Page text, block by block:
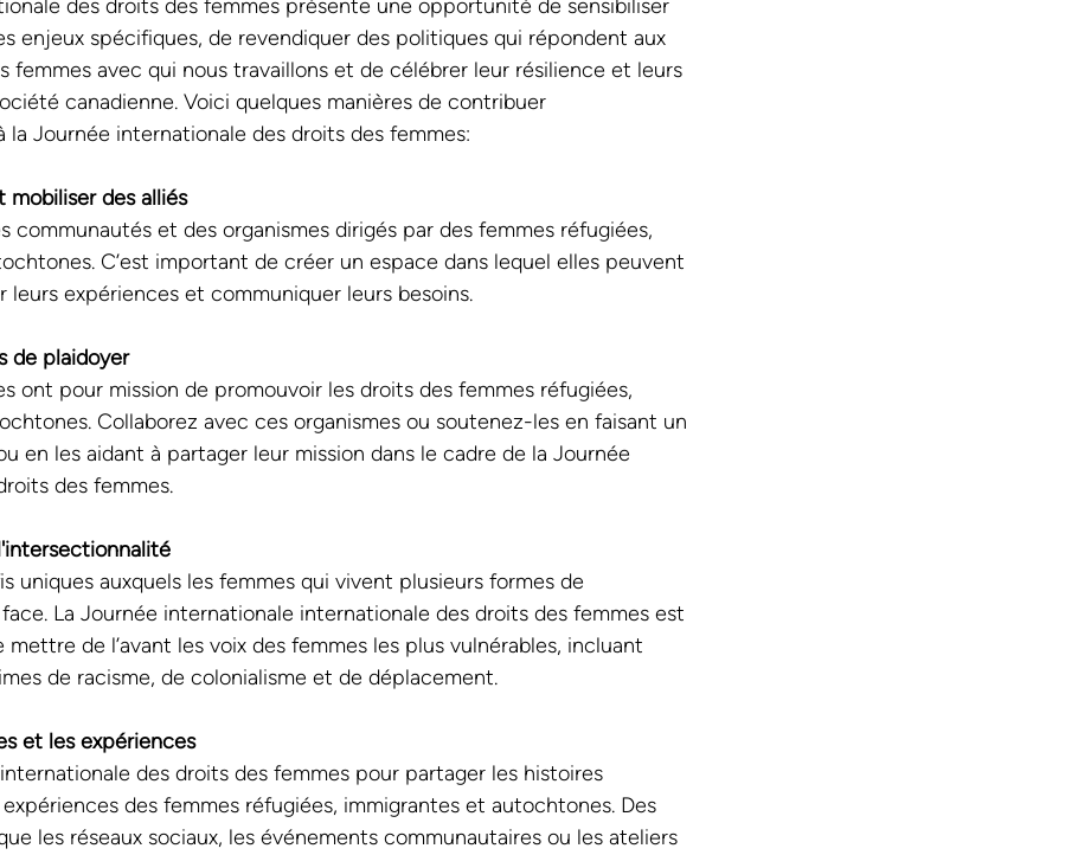
des droits des femmes présente une opportunité de sensibiliser
enjeux spécifiques, de revendiquer des politiques qui répondent aux
femmes avec qui nous travaillons et de célébrer leur résilience et leurs
canadienne. Voici quelques manières de contribuer
Journée internationale des droits des femmes:
des alliés
communautés et des organismes dirigés par des femmes réfugiées,
C’est important de créer un espace dans lequel elles peuvent
leurs expériences et communiquer leurs besoins.
de plaidoyer
ont pour mission de promouvoir les droits des femmes réfugiées,
Collaborez avec ces organismes ou soutenez-les en faisant un
en les aidant à partager leur mission dans le cadre de la Journée
des femmes.
uniques auxquels les femmes qui vivent plusieurs formes de
La Journée internationale internationale des droits des femmes est
de l’avant les voix des femmes les plus vulnérables, incluant
de racisme, de colonialisme et de déplacement.
et les expériences
des droits des femmes pour partager les histoires
des femmes réfugiées, immigrantes et autochtones. Des
les réseaux sociaux, les événements communautaires ou les ateliers